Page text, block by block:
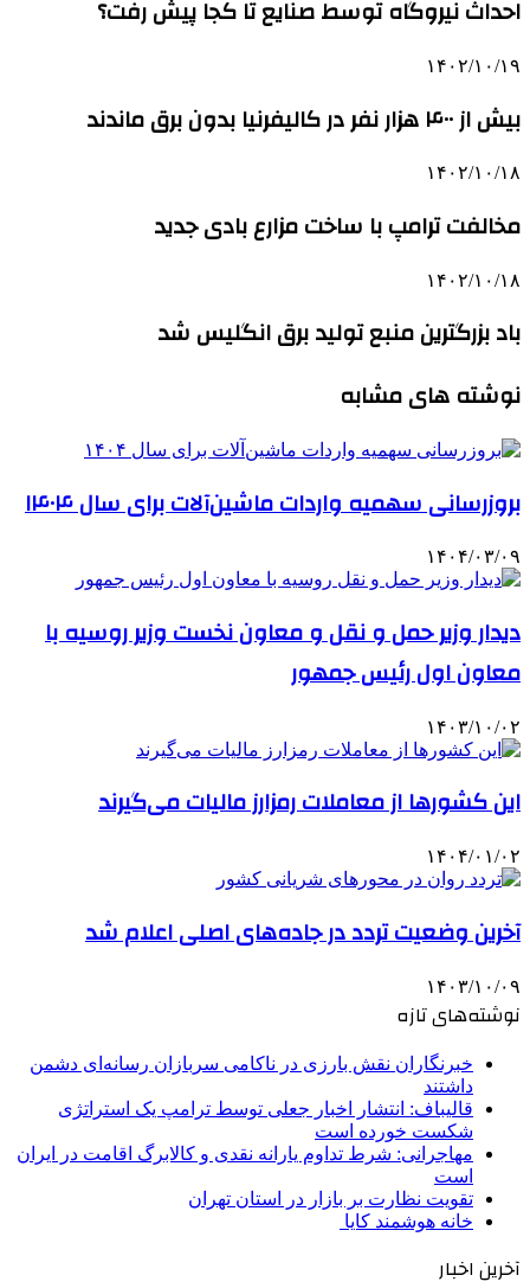
احداث نیروگاه توسط صنایع تا کجا پیش رفت؟
۱۴۰۲/۱۰/۱۹
بیش از ۴۰۰ هزار نفر در کالیفرنیا بدون برق ماندند
۱۴۰۲/۱۰/۱۸
مخالفت ترامپ با ساخت مزارع بادی جدید
۱۴۰۲/۱۰/۱۸
باد بزرگترین منبع تولید برق انگلیس شد
نوشته های مشابه
بروزرسانی سهمیه واردات ماشین‌آلات برای سال ۱۴۰۴
۱۴۰۴/۰۳/۰۹
دیدار وزیر حمل و نقل و معاون نخست وزیر روسیه با
معاون اول رئیس جمهور
۱۴۰۳/۱۰/۰۲
این کشورها از معاملات رمزارز مالیات می‌گیرند
۱۴۰۴/۰۱/۰۲
آخرین وضعیت تردد در جاده‌های اصلی اعلام شد
۱۴۰۳/۱۰/۰۹
نوشته‌های تازه
خبرنگاران نقش بارزی در ناکامی سربازان رسانه‌ای دشمن
داشتند
قالیباف: انتشار اخبار جعلی توسط ترامپ یک استراتژی
شکست خورده است
مهاجرانی: شرط تداوم یارانه نقدی و کالابرگ اقامت در ایران
است
تقویت نظارت بر بازار در استان تهران
خانه هوشمند کایا
آخرین اخبار